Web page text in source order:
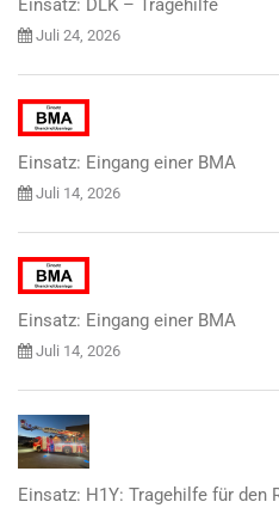
Juli 24, 2026
Einsatz: Eingang einer BMA
Juli 14, 2026
Einsatz: Eingang einer BMA
Juli 14, 2026
Einsatz: H1Y: Tragehilfe für den